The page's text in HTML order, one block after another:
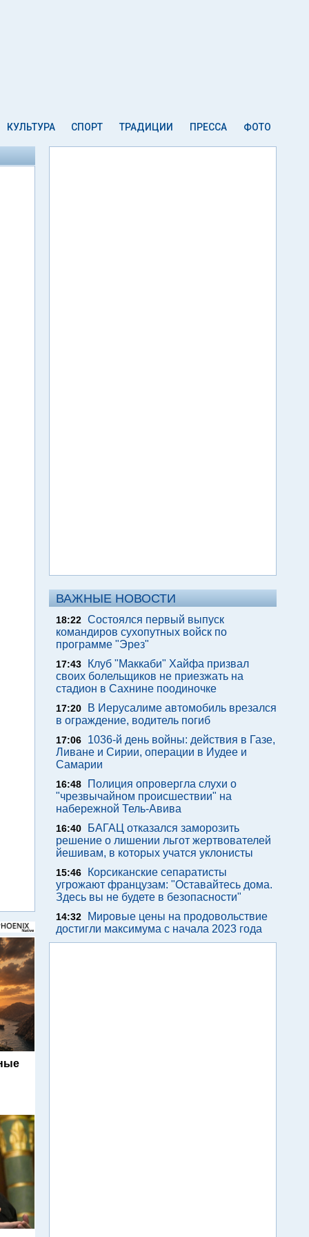
КУЛЬТУРА СПОРТ ТРАДИЦИИ ПРЕССА ФОТО
ВАЖНЫЕ НОВОСТИ
18:22 Состоялся первый выпуск
командиров сухопутных войск по
программе "Эрез"
17:43
Клуб "Маккаби" Хайфа призвал
своих болельщиков не приезжать на
стадион в Сахнине поодиночке
17:20
В Иерусалиме автомобиль врезался
в ограждение, водитель погиб
17:06
1036-й день войны: действия в Газе,
Ливане и Сирии, операции в Иудее и
Самарии
16:48
Полиция опровергла слухи о
"чрезвычайном происшествии" на
набережной Тель-Авива
16:40
БАГАЦ отказался заморозить
решение о лишении льгот жертвователей
йешивам, в которых учатся уклонисты
15:46
Корсиканские сепаратисты
угрожают французам: "Оставайтесь дома.
Здесь вы не будете в безопасности"
14:32
Мировые цены на продовольствие
достигли максимума с начала 2023 года